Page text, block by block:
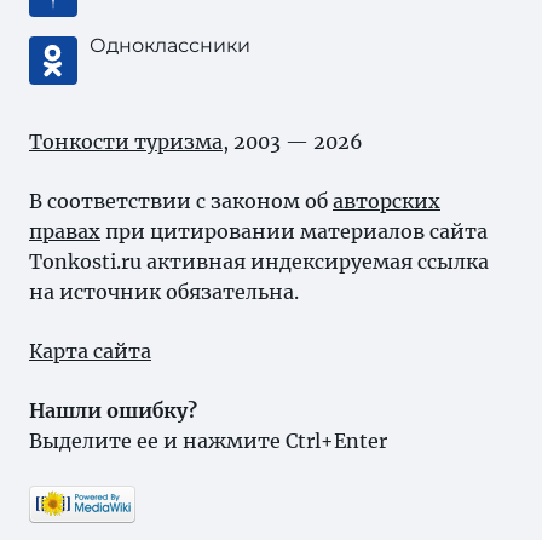
Одноклассники
Тонкости туризма, 2003 — 2026
В соответствии с законом об авторских
правах при цитировании материалов сайта
Tonkosti.ru активная индексируемая ссылка
на источник обязательна.
Карта сайта
Нашли ошибку?
Выделите ее и нажмите Ctrl+Enter